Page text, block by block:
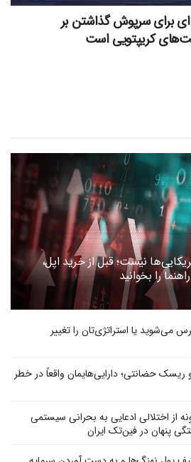
برای سرپوش گذاشتن بر
کریپتویی است
نیست؛ قبل از خرید اپل،
می‌شوید یا استراتژی‌تان را تغییر
ریسک حضانتی؛ دارایی‌هایمان واقعاً در خطر
از اختلالی ادعایی به بحرانی سیستمی
پنهان در فین‌تک ایران